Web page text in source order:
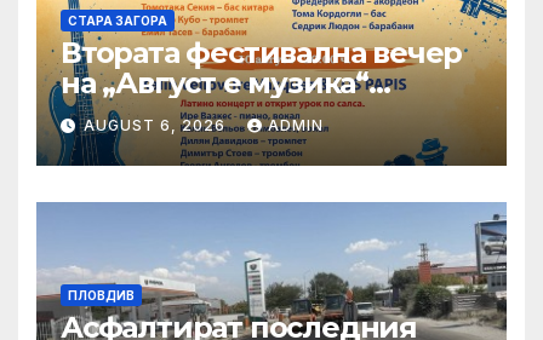
СТАРА ЗАГОРА
Втората фестивална вечер
на „Август е музика“
посреща Фредерик Виал
Трио
AUGUST 6, 2026 ADMIN
ПЛОВДИВ
Асфалтират последния